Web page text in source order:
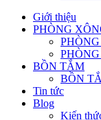
Giới thiệu
PHÒNG
BỒN TẮM
BỒN
Tin tức
Blog
Kiến